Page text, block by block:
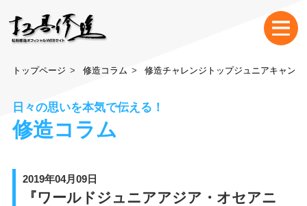
トップページ 修造コラム 修造チャレンジトップジュニアキャンプ
日々の思いを本気で伝える！
修造コラム
2019年04月09日
『ワールドジュニアアジア・オセアニ